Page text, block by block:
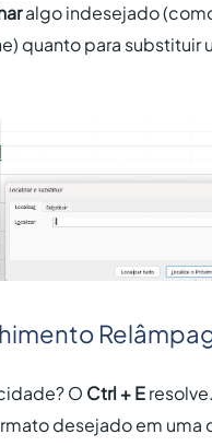
algo indesejado
quanto para substituir
O Ctrl + E
desejado em uma